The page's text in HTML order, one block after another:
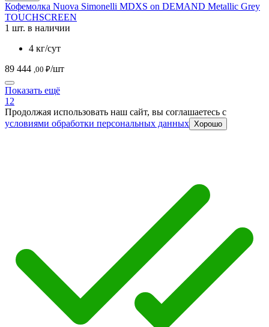
Кофемолка Nuova Simonelli MDXS on DEMAND Metallic Grey
TOUCHSCREEN
1 шт. в наличии
4 кг/сут
89 444 ,00 ₽/шт
Показать ещё
1 2
Продолжая использовать наш сайт, вы соглашаетесь c
условиями обработки персональных данных Хорошо